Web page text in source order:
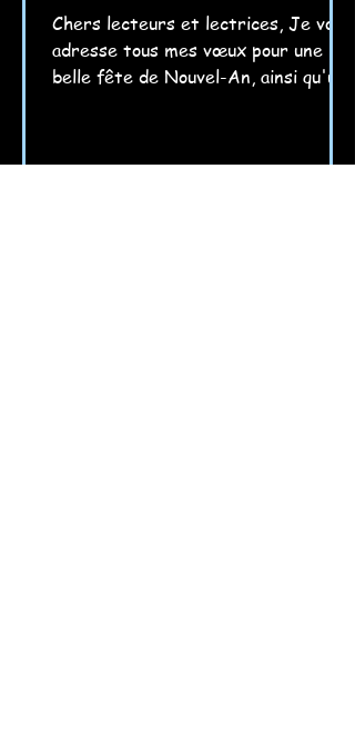
Chers lecteurs et lectrices, Je vous
adresse tous mes vœux pour une
belle fête de Nouvel-An, ainsi qu'une